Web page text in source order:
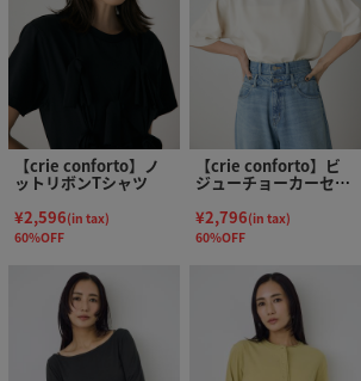
【crie conforto】ノ
ットリボンTシャツ
¥2,596(in tax)
60%OFF
【crie conforto】ビ
ジューチョーカーセッ
トカットソー
¥2,796(in tax)
60%OFF